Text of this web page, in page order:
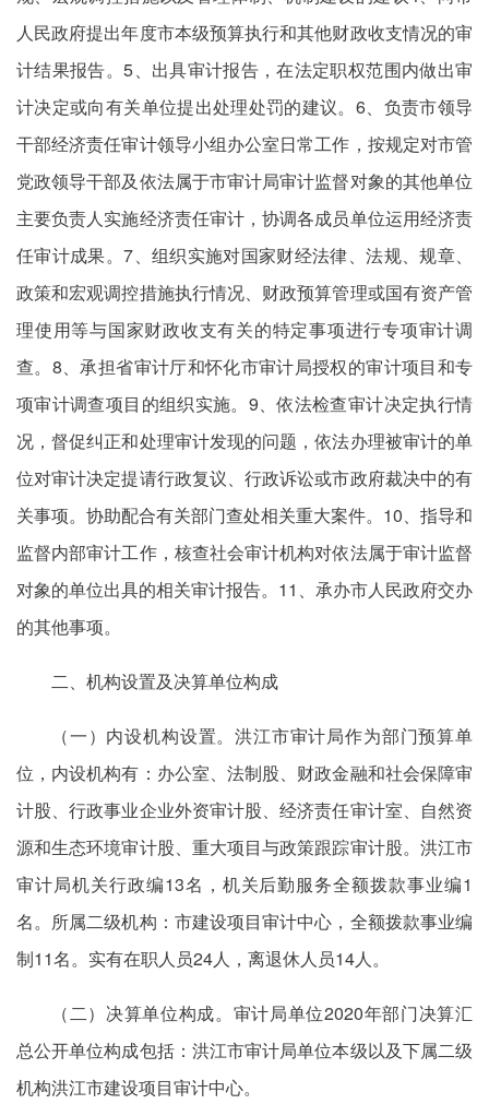
人民政府提出年度市本级预算执行和其他财政收支情况的审
计结果报告。5、出具审计报告，在法定职权范围内做出审
计决定或向有关单位提出处理处罚的建议。6、负责市领导
干部经济责任审计领导小组办公室日常工作，按规定对市管
党政领导干部及依法属于市审计局审计监督对象的其他单位
主要负责人实施经济责任审计，协调各成员单位运用经济责
任审计成果。7、组织实施对国家财经法律、法规、规章、
政策和宏观调控措施执行情况、财政预算管理或国有资产管
理使用等与国家财政收支有关的特定事项进行专项审计调
查。8、承担省审计厅和怀化市审计局授权的审计项目和专
项审计调查项目的组织实施。9、依法检查审计决定执行情
况，督促纠正和处理审计发现的问题，依法办理被审计的单
位对审计决定提请行政复议、行政诉讼或市政府裁决中的有
关事项。协助配合有关部门查处相关重大案件。10、指导和
监督内部审计工作，核查社会审计机构对依法属于审计监督
对象的单位出具的相关审计报告。11、承办市人民政府交办
的其他事项。
二、机构设置及决算单位构成
（一）内设机构设置。洪江市审计局作为部门预算单
位，内设机构有：办公室、法制股、财政金融和社会保障审
计股、行政事业企业外资审计股、经济责任审计室、自然资
源和生态环境审计股、重大项目与政策跟踪审计股。洪江市
审计局机关行政编13名，机关后勤服务全额拨款事业编1
名。所属二级机构：市建设项目审计中心，全额拨款事业编
制11名。实有在职人员24人，离退休人员14人。
（二）决算单位构成。审计局单位2020年部门决算汇
总公开单位构成包括：洪江市审计局单位本级以及下属二级
机构洪江市建设项目审计中心。